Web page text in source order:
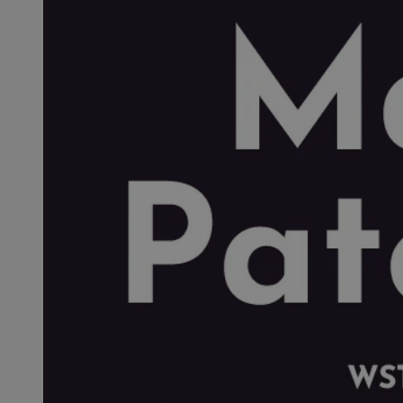
QeSessID
MvSessID
CookieScriptConsent
Provider
Domena